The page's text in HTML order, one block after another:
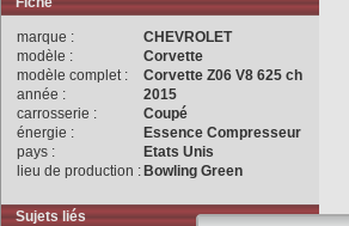
marque :
CHEVROLET
modèle :
Corvette
modèle complet :
Corvette Z06 V8 625 ch
année :
2015
carrosserie :
Coupé
énergie :
Essence Compresseur
pays :
Etats Unis
lieu de production : Bowling Green
Sujets liés